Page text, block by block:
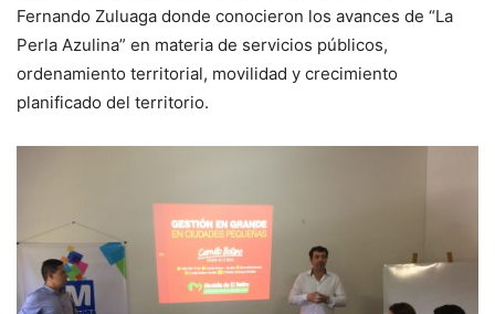
Fernando Zuluaga donde conocieron los avances de “La
Perla Azulina” en materia de servicios públicos,
ordenamiento territorial, movilidad y crecimiento
planificado del territorio.